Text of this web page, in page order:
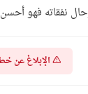
نفقاته فهو
الإبلاغ عن